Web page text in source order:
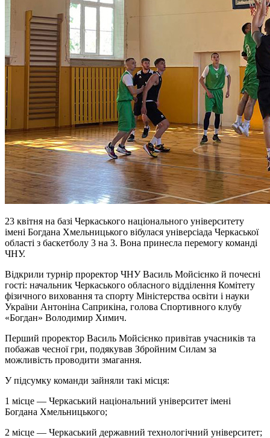
23 квітня на базі Черкаського національного університету
імені Богдана Хмельницького вібулася універсіада Черкаської
області з баскетболу 3 на 3. Вона принесла перемогу команді
ЧНУ.
Відкрили турнір проректор ЧНУ Василь Мойсієнко й почесні
гості: начальник Черкаського обласного відділення Комітету
фізичного виховання та спорту Міністерства освіти і науки
України Антоніна Саприкіна, голова Спортивного клубу
«Богдан» Володимир Химич.
Перший проректор Василь Мойсієнко привітав учасників та
побажав чесної гри, подякував Збройним Силам за
можливість проводити змагання.
У підсумку команди зайняли такі місця:
1 місце — Черкаський національний університет імені
Богдана Хмельницького;
2 місце — Черкаський державний технологічний університет;